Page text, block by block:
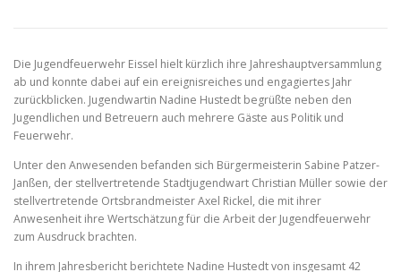
TIPPS/TRICKS
Die Jugendfeuerwehr Eissel hielt kürzlich ihre Jahreshauptversammlung
ab und konnte dabei auf ein ereignisreiches und engagiertes Jahr
zurückblicken. Jugendwartin Nadine Hustedt begrüßte neben den
Jugendlichen und Betreuern auch mehrere Gäste aus Politik und
Feuerwehr.
Unter den Anwesenden befanden sich Bürgermeisterin Sabine Patzer-
Janßen, der stellvertretende Stadtjugendwart Christian Müller sowie der
stellvertretende Ortsbrandmeister Axel Rickel, die mit ihrer
Anwesenheit ihre Wertschätzung für die Arbeit der Jugendfeuerwehr
zum Ausdruck brachten.
In ihrem Jahresbericht berichtete Nadine Hustedt von insgesamt 42